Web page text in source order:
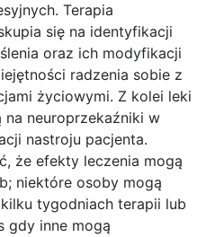
Terapia
się na identyfikacji
oraz ich modyfikacji
radzenia sobie z
życiowymi. Z kolei leki
na neuroprzekaźniki w
nastroju pacjenta.
że efekty leczenia mogą
niektóre osoby mogą
tygodniach terapii lub
gdy inne mogą